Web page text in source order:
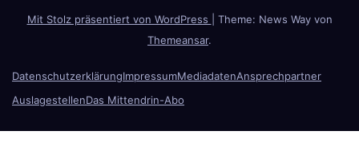
Mit Stolz präsentiert von WordPress
Theme: News Way von
Themeansar.
DatenschutzerklärungImpressumMediadatenAnsprechpartner
AuslagestellenDas Mittendrin-Abo